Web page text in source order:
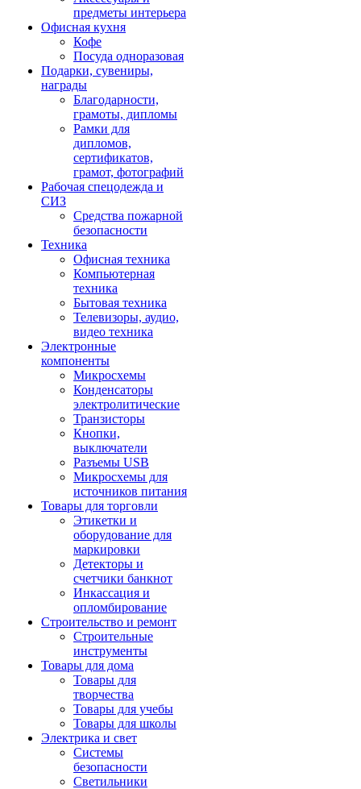
предметы интерьера
Офисная кухня
Кофе
Посуда одноразовая
Подарки, сувениры,
награды
Благодарности,
грамоты, дипломы
Рамки для
дипломов,
сертификатов,
грамот, фотографий
Рабочая спецодежда и
СИЗ
Средства пожарной
безопасности
Техника
Офисная техника
Компьютерная
техника
Бытовая техника
Телевизоры, аудио,
видео техника
Электронные
компоненты
Микросхемы
Конденсаторы
электролитические
Транзисторы
Кнопки,
выключатели
Разъемы USB
Микросхемы для
источников питания
Товары для торговли
Этикетки и
оборудование для
маркировки
Детекторы и
счетчики банкнот
Инкассация и
опломбирование
Строительство и ремонт
Строительные
инструменты
Товары для дома
Товары для
творчества
Товары для учебы
Товары для школы
Электрика и свет
Системы
безопасности
Светильники